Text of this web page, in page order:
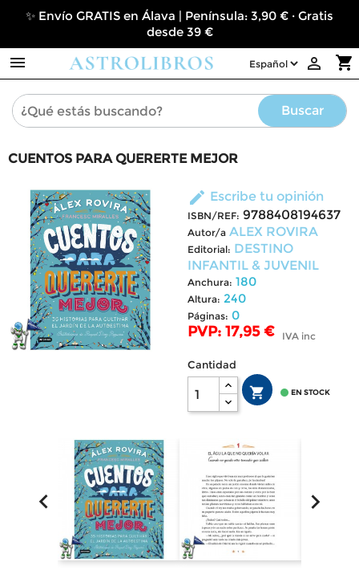
✨ Envío GRATIS en Álava | Península: 3,90 € · Gratis
desde 39 €
 shopping_cart

Buscar
CUENTOS PARA QUERERTE MEJOR
edit Escribe tu opinión
ISBN/REF: 9788408194637
Autor/a ALEX ROVIRA
Editorial: DESTINO
INFANTIL & JUVENIL
Anchura: 180
Altura: 240
Páginas: 0
PVP: 17,95 € IVA inc
Cantidad
  EN STOCK
 